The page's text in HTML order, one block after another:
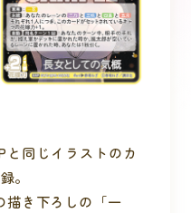
と同じイラストのカ
。
き下ろしの「一